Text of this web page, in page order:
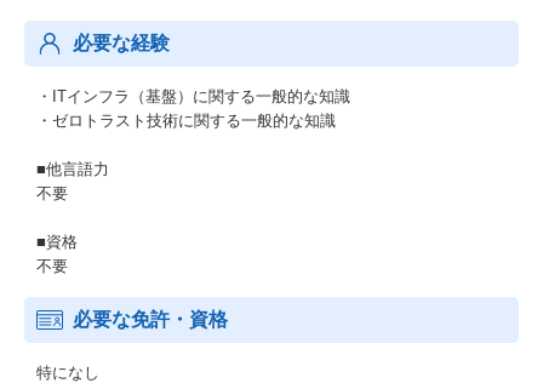
必要な経験
・ITインフラ（基盤）に関する一般的な知識
・ゼロトラスト技術に関する一般的な知識
■他言語力
不要
■資格
不要
必要な免許・資格
特になし